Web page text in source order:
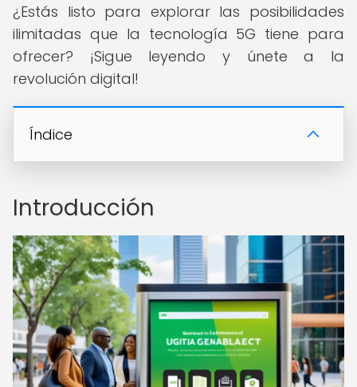
¿Estás listo para explorar las posibilidades
ilimitadas que la tecnología 5G tiene para
ofrecer? ¡Sigue leyendo y únete a la
revolución digital!
Índice
Introducción